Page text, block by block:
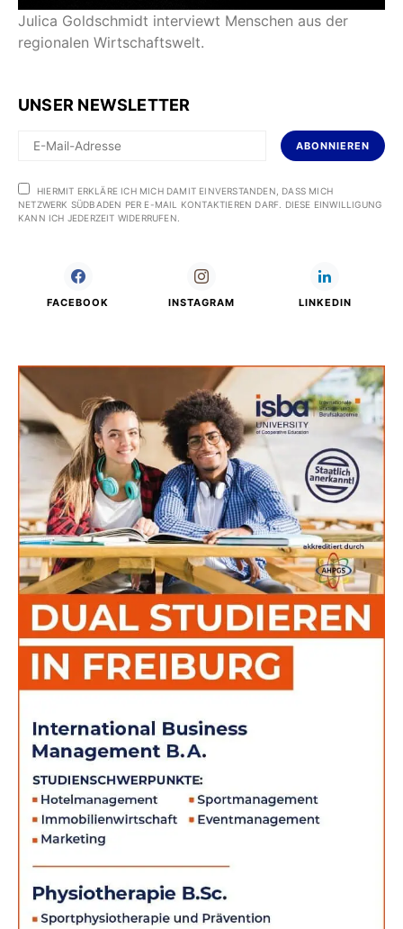
Julica Goldschmidt interviewt Menschen aus der
regionalen Wirtschaftswelt.
UNSER NEWSLETTER
ABONNIEREN
HIERMIT ERKLÄRE ICH MICH DAMIT EINVERSTANDEN, DASS MICH
NETZWERK SÜDBADEN PER E-MAIL KONTAKTIEREN DARF. DIESE EINWILLIGUNG
KANN ICH JEDERZEIT WIDERRUFEN.
FACEBOOK INSTAGRAM LINKEDIN